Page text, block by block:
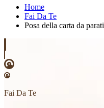
Home
Fai Da Te
Posa della carta da parati
Fai Da Te